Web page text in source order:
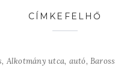
CÍMKEFELHŐ
Alkotmány utca autó